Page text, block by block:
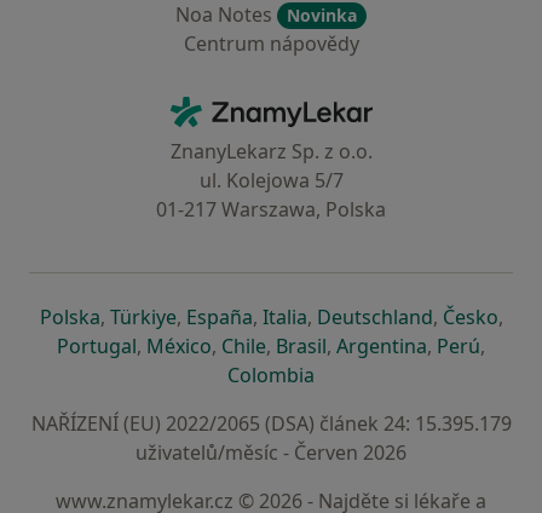
Noa Notes
Novinka
Centrum nápovědy
ZnamyLekar - Hlavní stránka
ZnanyLekarz Sp. z o.o.
ul. Kolejowa 5/7
01-217 Warszawa, Polska
Polskase otevře v nové záložce
, Türkiyese otevře v nové záložce
, Españase otevře v nové záložce
, Italiase otevře v nové záložce
, Deutschlandse otevře v
, Českose
,
Portugalse otevře v nové záložce
, Méxicose otevře v nové záložce
, Chilese otevře v nové záložce
, Brasilse otevře v nové
, Argentinase otevře v
, Perúse
,
Colombia
NAŘÍZENÍ (EU) 2022/2065 (DSA) článek 24: 15.395.179
uživatelů/měsíc - Červen 2026
www.znamylekar.cz © 2026 - Najděte si lékaře a